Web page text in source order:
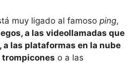
muy ligado al famoso ping,
a las videollamadas que
a las plataformas en la nube
trompicones o a las